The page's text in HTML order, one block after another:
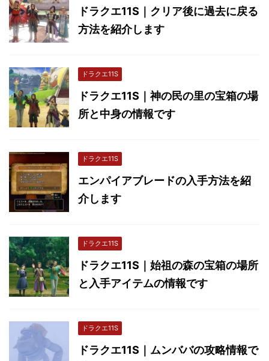
ドラクエ11S｜クリア後に過去に戻る
方法を紹介します
ドラクエ11S
ドラクエ11S｜神の民の里の宝箱の場
所と中身の情報です
ドラクエ11S
エンパイアブレードの入手方法を紹
介します
ドラクエ11S
ドラクエ11S｜始祖の森の宝箱の場所
と入手アイテムの情報です
ドラクエ11S
ドラクエ11S｜ムンババの攻略情報で